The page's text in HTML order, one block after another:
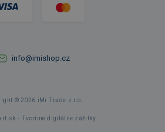
info@imishop.cz
© 2026 iMi Trade s.r.o.
- Tvoríme digitálne zážitky